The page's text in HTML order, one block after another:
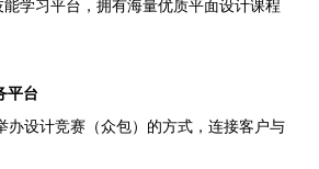
能学习平台，拥有海量优质平面设计课程
平台
办设计竞赛（众包）的方式，连接客户与